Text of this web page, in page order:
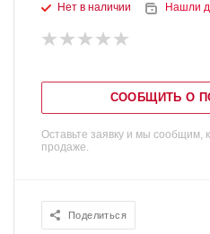
Нет в наличии Нашли
СООБЩИТЬ О
Оставьте заявку и мы сообщим,
продаже.
Поделиться